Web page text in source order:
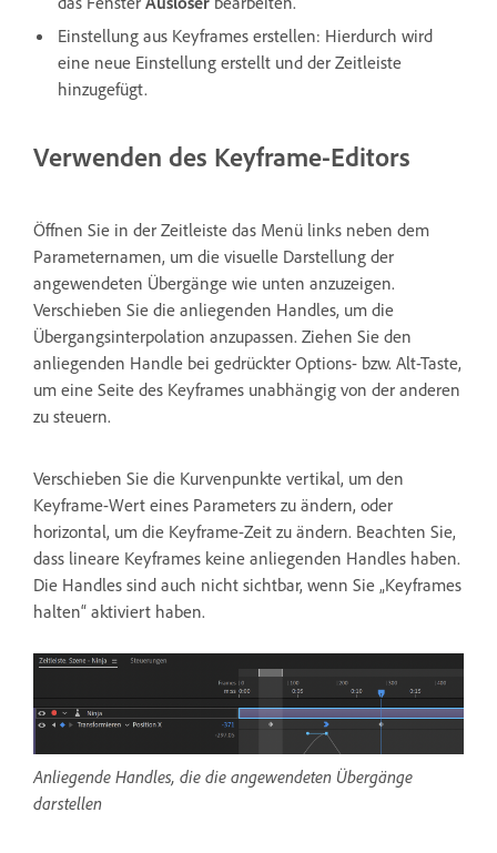
Einstellung aus Keyframes erstellen: Hierdurch wird
eine neue Einstellung erstellt und der Zeitleiste
hinzugefügt.
Verwenden des Keyframe-Editors
Öffnen Sie in der Zeitleiste das Menü links neben dem
Parameternamen, um die visuelle Darstellung der
angewendeten Übergänge wie unten anzuzeigen.
Verschieben Sie die anliegenden Handles, um die
Übergangsinterpolation anzupassen. Ziehen Sie den
anliegenden Handle bei gedrückter Options- bzw. Alt-Taste,
um eine Seite des Keyframes unabhängig von der anderen
zu steuern.
Verschieben Sie die Kurvenpunkte vertikal, um den
Keyframe-Wert eines Parameters zu ändern, oder
horizontal, um die Keyframe-Zeit zu ändern. Beachten Sie,
dass lineare Keyframes keine anliegenden Handles haben.
Die Handles sind auch nicht sichtbar, wenn Sie „Keyframes
halten“ aktiviert haben.
Anliegende Handles, die die angewendeten Übergänge
darstellen